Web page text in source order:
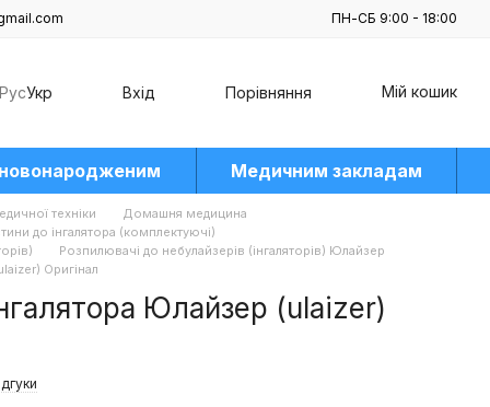
ПН-СБ 9:00 - 18:00
РусУкр Вхід Порівняння Мій кошик
Медичним закладам
техніки
Домашня медицина
до інгалятора (комплектуючі)
Розпилювачі до небулайзерів (інгаляторів) Юлайзер
Оригінал
Юлайзер (ulaizer)